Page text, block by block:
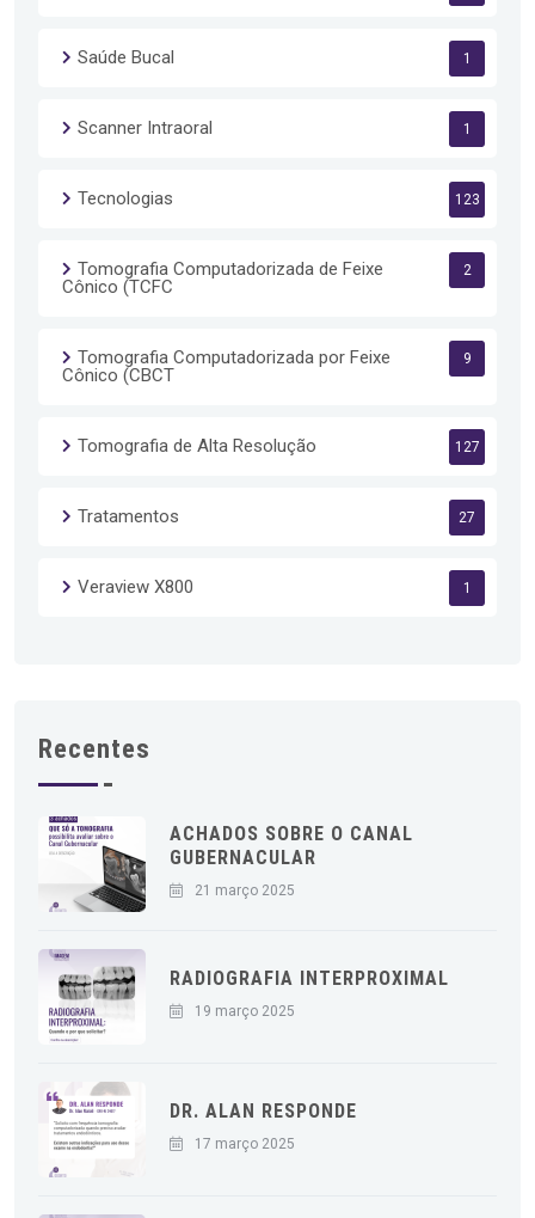
Saúde Bucal 1
Scanner Intraoral 1
Tecnologias 123
Tomografia Computadorizada de Feixe
Cônico (TCFC
2
Tomografia Computadorizada por Feixe
Cônico (CBCT
9
Tomografia de Alta Resolução 127
Tratamentos 27
Veraview X800 1
Recentes
ACHADOS SOBRE O CANAL
GUBERNACULAR
21 março 2025
RADIOGRAFIA INTERPROXIMAL
19 março 2025
DR. ALAN RESPONDE
17 março 2025